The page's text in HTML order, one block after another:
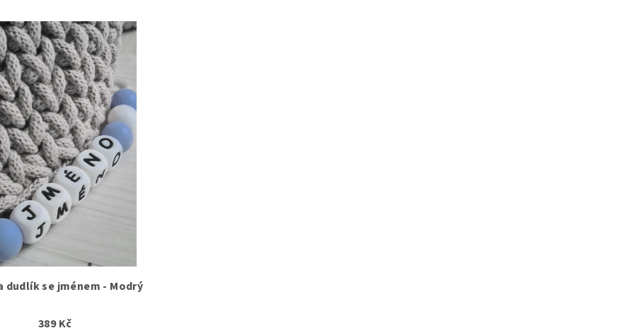
dudlík se jménem - Modrý
389 Kč